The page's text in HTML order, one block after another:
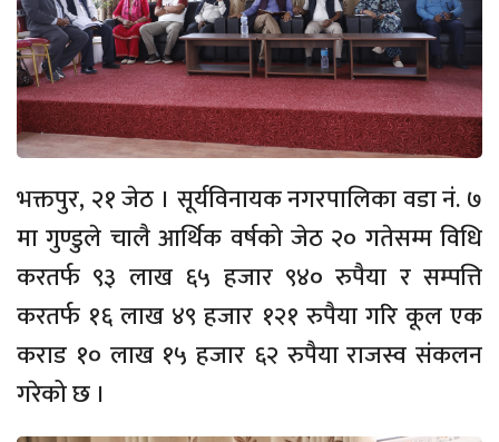
भक्तपुर, २१ जेठ । सूर्यविनायक नगरपालिका वडा नं. ७
मा गुण्डुले चालै आर्थिक वर्षको जेठ २० गतेसम्म विधि
करतर्फ ९३ लाख ६५ हजार ९४० रुपैया र सम्पत्ति
करतर्फ १६ लाख ४९ हजार १२१ रुपैया गरि कूल एक
कराड १० लाख १५ हजार ६२ रुपैया राजस्व संकलन
गरेको छ ।